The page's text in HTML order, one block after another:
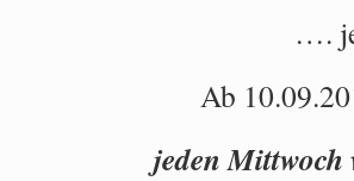
….
Ab
jeden